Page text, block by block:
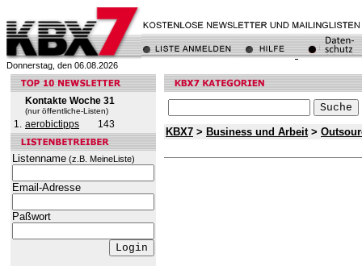
Donnerstag, den 06.08.2026
Kontakte Woche 31
(nur öffentliche-Listen)
1. aerobictipps 143
Listenname (z.B. MeineListe)
Email-Adresse
Paßwort
KBX7 > Business und Arbeit>